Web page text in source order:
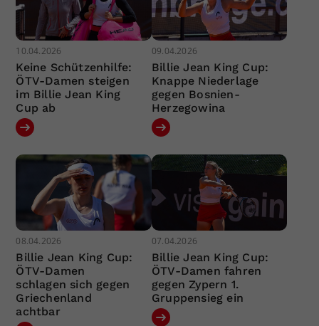
10.04.2026
Keine Schützenhilfe:
ÖTV-Damen steigen
im Billie Jean King
Cup ab
09.04.2026
Billie Jean King Cup:
Knappe Niederlage
gegen Bosnien-
Herzegowina
08.04.2026
Billie Jean King Cup:
ÖTV-Damen
schlagen sich gegen
Griechenland
achtbar
07.04.2026
Billie Jean King Cup:
ÖTV-Damen fahren
gegen Zypern 1.
Gruppensieg ein